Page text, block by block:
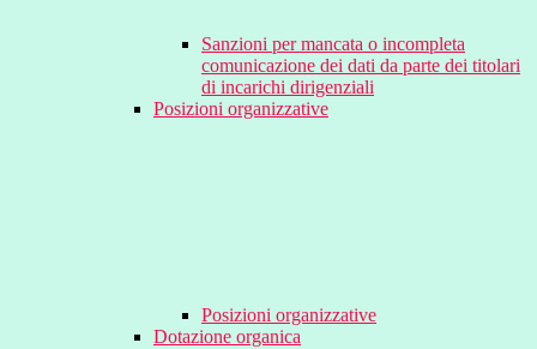
Sanzioni per mancata o incompleta
comunicazione dei dati da parte dei titolari
di incarichi dirigenziali
Posizioni organizzative
Posizioni organizzative
Dotazione organica